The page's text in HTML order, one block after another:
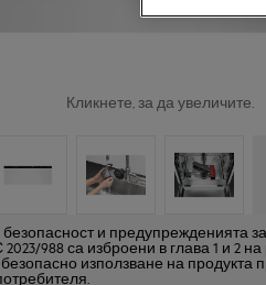
Кликнете, за да увеличите.
безопасност и предупрежденията
988 са изброени в глава 1 и 2
използване на продукта